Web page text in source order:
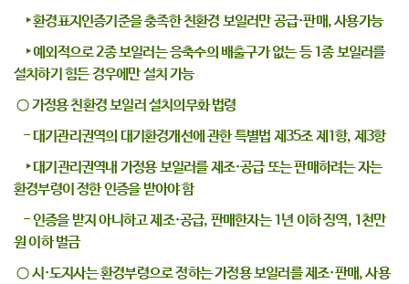
‣ 환경표지인증기준을 충족한 친환경 보일러만 공급·판매, 사용가능
‣ 예외적으로 2종 보일러는 응축수의 배출구가 없는 등 1종 보일러를
설치하기 힘든 경우에만 설치 가능
○ 가정용 친환경 보일러 설치의무화 법령
- 대기관리권역의 대기환경개선에 관한 특별법 제35조 제1항, 제3항
‣ 대기관리권역내 가정용 보일러를 제조·공급 또는 판매하려는 자는
환경부령이 정한 인증을 받아야 함
- 인증을 받지 아니하고 제조·공급, 판매한자는 1년 이하 징역, 1천만
원 이하 벌금
○ 시·도지사는 환경부령으로 정하는 가정용 보일러를 제조·판매, 사용